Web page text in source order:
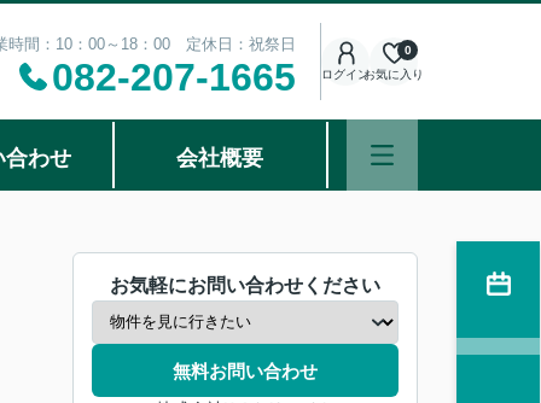
時間：10：00～18：00 定休日：祝祭日
082-207-1665 ログインお気に入り
0
合わせ 会社概要
お気軽にお問い合わせください
無料お問い合わせ